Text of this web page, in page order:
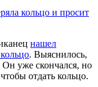
кольцо и просит
нашел
. Выяснилось,
уже скончался, но
отдать кольцо.